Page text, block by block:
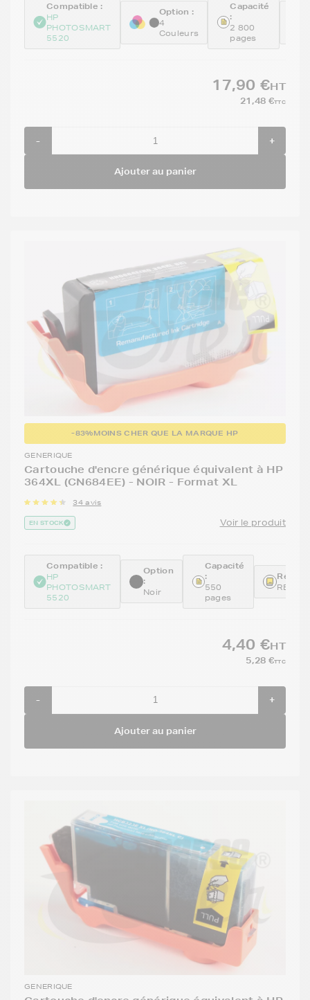
Compatible :
HP
PHOTOSMART
5520
Option :
4
Couleurs
Capacité
:
2 800
pages
17,90 €HT
21,48 €TTC
- +
Ajouter au panier
-83%MOINS CHER QUE LA MARQUE HP
GENERIQUE
Cartouche d'encre générique équivalent à HP
364XL (CN684EE) - NOIR - Format XL
34 avis
EN STOCK Voir le produit
Compatible :
HP
PHOTOSMART
5520
Option
:
Noir
Capacité
:
550
pages
4,40 €HT
5,28 €TTC
- +
Ajouter au panier
GENERIQUE